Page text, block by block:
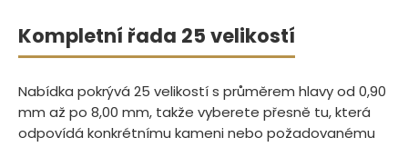
Kompletní řada 25 velikostí
Nabídka pokrývá 25 velikostí s průměrem hlavy od 0,90
mm až po 8,00 mm, takže vyberete přesně tu, která
odpovídá konkrétnímu kameni nebo požadovanému